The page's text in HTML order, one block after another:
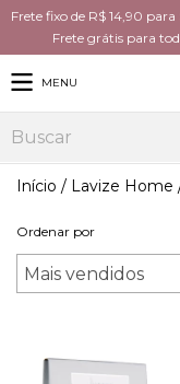
Frete fixo de R$ 14,90
Frete grátis para
MENU
Início / Lavize Home
Ordenar por